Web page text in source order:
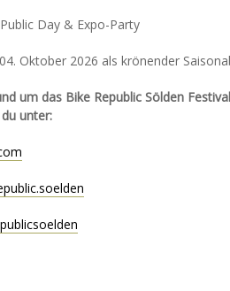
Day & Expo-Party
Oktober 2026 als krönender
um das Bike Republic Sölden
unter: